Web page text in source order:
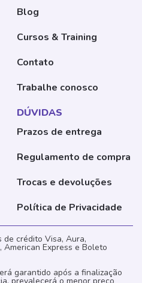
Blog
Cursos & Training
Contato
Trabalhe conosco
DÚVIDAS
Prazos de entrega
Regulamento de compra
Trocas e devoluções
Política de Privacidade
de crédito Visa, Aura,
American Express e Boleto
garantido após a finalização
prevalecerá o menor preço